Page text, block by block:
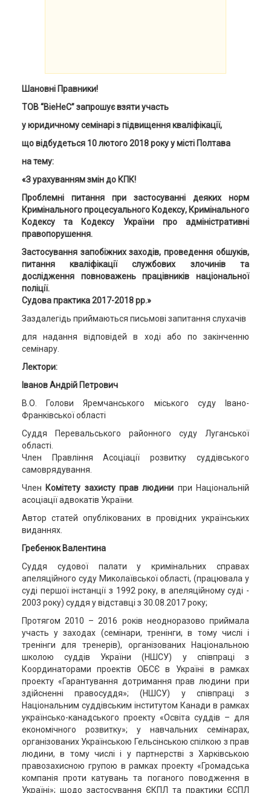
Шановні Правники!
ТОВ “ВіеНеС” запрошує взяти участь
у юридичному семінарі з підвищення кваліфікації,
що відбудеться 10лютого 2018 року у місті Полтава
на тему:
«З урахуванням змін до КПК!
Проблемні питання при застосуванні деяких норм
Кримінального процесуального Кодексу, Кримінального
Кодексу та Кодексу України про адміністративні
правопорушення.
Застосування запобіжних заходів, проведення обшуків,
питання кваліфікації службових злочинів та
дослідження повноважень працівників національної
поліції.
Судова практика2017-2018 рр.»
Заздалегідь приймаються письмові запитання слухачів
для надання відповідей в ході або по закінченню
семінару.
Лектори:
Іванов Андрій Петрович
В.О. Голови Яремчанського міського суду Івано-
Франківської області
Суддя Перевальського районного суду Луганської
області.
Член Правління Асоціації розвитку суддівського
самоврядування.
Член Комітету захисту прав людини при Національній
асоціації адвокатів України.
Автор статей опублікованих в провідних українських
виданнях.
Гребенюк Валентина
Суддя судової палати у кримінальних справах
апеляційного суду Миколаївської області, (працювала у
суді першої інстанції з 1992 року, в апеляційному суді -
2003 року) суддя у відставці з 30.08.2017 року;
Протягом 2010 – 2016 років неодноразово приймала
участь у заходах (семінари, тренінги, в тому числі і
тренінги для тренерів), організованих Національною
школою суддів України (НШСУ) у співпраці з
Координаторами проектів ОБСЄ в Україні в рамках
проекту «Гарантування дотримання прав людини при
здійсненні правосуддя»; (НШСУ) у співпраці з
Національним суддівським інститутом Канади в рамках
українсько-канадського проекту «Освіта суддів – для
економічного розвитку»; у навчальних семінарах,
організованих Українською Гельсінською спілкою з прав
людини, в тому числі і у партнерстві з Харківською
правозахисною групою в рамках проекту «Громадська
компанія проти катувань та поганого поводження в
Україні»; щодо застосування ЄКПЛ та практики ЄСПЛ